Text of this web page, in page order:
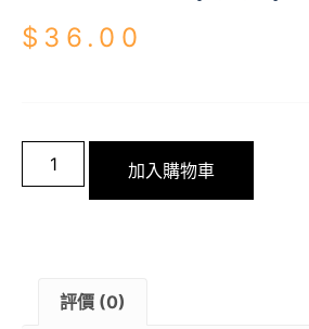
$ 36.00
加入購物車
評價 (0)